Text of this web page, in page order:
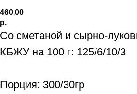
460,00
р.
Со сметаной и сырно-
КБЖУ на 100 г: 125/6/10/3
Порция: 300/30гр